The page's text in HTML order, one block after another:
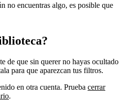
no encuentras algo, es posible que
de que sin querer no hayas ocultado
para que aparezcan tus filtros.
en otra cuenta. Prueba cerrar
.